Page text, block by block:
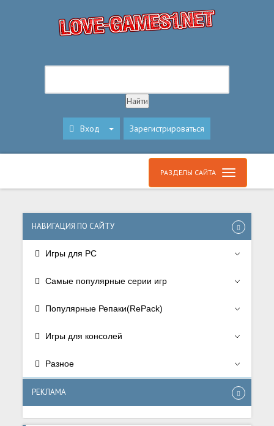
Вход Зарегистрироваться
РАЗДЕЛЫ САЙТА
НАВИГАЦИЯ ПО САЙТУ
Игры для PC
Самые популярные серии игр
Популярные Репаки(RePack)
Игры для консолей
Разное
РЕКЛАМА